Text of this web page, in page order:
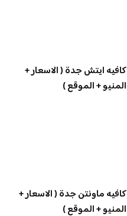
كافيه ايتش جدة ( الاسعار +
المنيو + الموقع )
كافيه ماونتن جدة ( الاسعار +
المنيو + الموقع )